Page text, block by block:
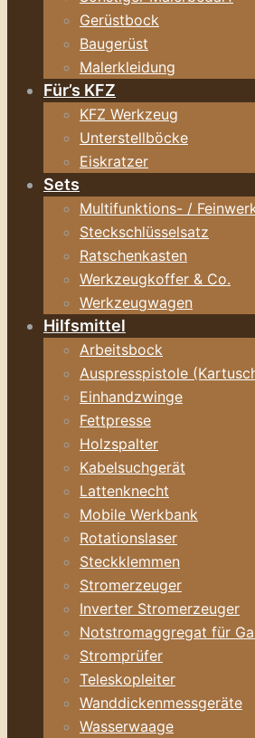
Gerüstbock
Baugerüst
Malerkleidung
Für’s KFZ
KFZ Werkzeug
Unterstellböcke
Eiskratzer
Sets
Multifunktions- /
Steckschlüsselsatz
Ratschenkasten
Werkzeugkoffer & Co.
Werkzeugwagen
Hilfsmittel
Arbeitsbock
Auspresspistole
Einhandzwinge
Fettpresse
Holzspalter
Kabelsuchgerät
Lattenknecht
Mobile Werkbank
Rotationslaser
Steckklemmen
Stromerzeuger
Inverter Stromerzeuger
Notstromaggregat für
Stromprüfer
Teleskopleiter
Wanddickenmessgeräte
Wasserwaage